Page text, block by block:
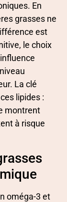
En
grasses ne
est
le choix
La clé
lipides :
montrent
à risque
oméga-3 et